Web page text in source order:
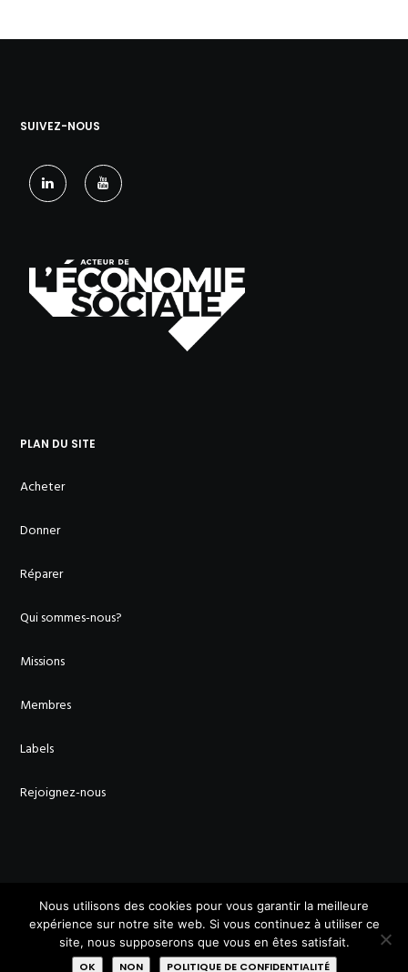
SUIVEZ-NOUS
PLAN DU SITE
Acheter
Donner
Réparer
Qui sommes-nous?
Missions
Membres
Labels
Rejoignez-nous
AVEC LE SOUTIEN DE :
Nous utilisons des cookies pour vous garantir la meilleure
expérience sur notre site web. Si vous continuez à utiliser ce
site, nous supposerons que vous en êtes satisfait.
OK
NON POLITIQUE DE CONFIDENTIALITÉ